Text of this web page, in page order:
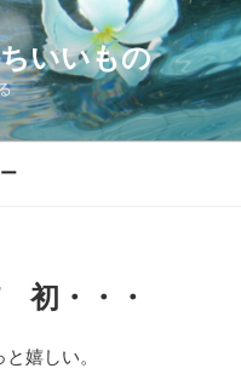
いいもの
初・・・
嬉しい。